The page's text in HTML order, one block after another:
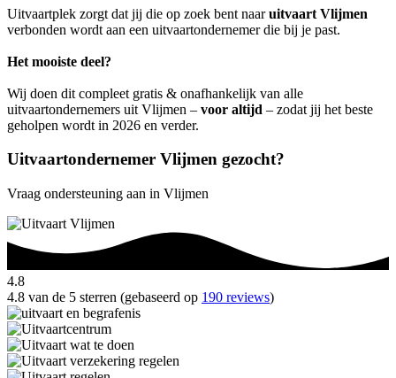
Uitvaartplek zorgt dat jij die op zoek bent naaruitvaart Vlijmen
verbonden wordt aan een uitvaartondernemer die bij je past.
Het mooiste deel?
Wij doen dit compleet gratis & onafhankelijk van alle
uitvaartondernemers uit Vlijmen – voor altijd – zodat jij het beste
geholpen wordt in 2026 en verder.
Uitvaartondernemer Vlijmen gezocht?
Vraag ondersteuning aan in Vlijmen
4.8
4.8 van de 5 sterren (gebaseerd op 190 reviews)